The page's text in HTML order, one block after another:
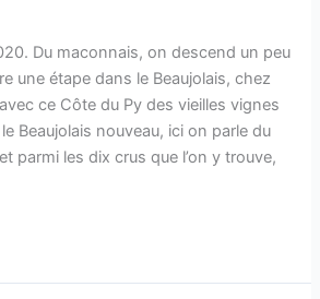
Du maconnais, on descend un peu
une étape dans le Beaujolais, chez
ce Côte du Py des vieilles vignes
Beaujolais nouveau, ici on parle du
parmi les dix crus que l’on y trouve,